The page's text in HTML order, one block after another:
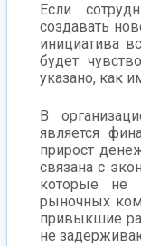
Если
создавать
инициатива
будет
указано, как
В
является
прирост
связана с
которые не
рыночных
привыкшие
не